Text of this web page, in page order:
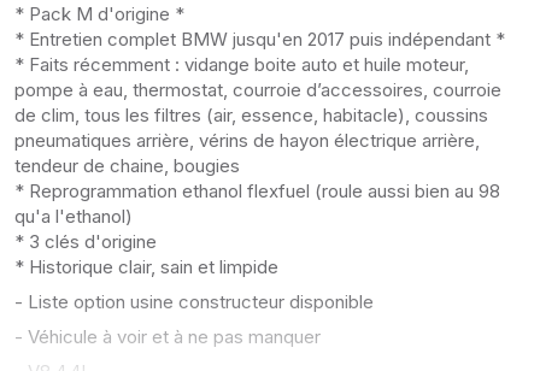
* Pack M d'origine *
* Entretien complet BMW jusqu'en 2017 puis indépendant *
* Faits récemment : vidange boite auto et huile moteur,
pompe à eau, thermostat, courroie d’accessoires, courroie
de clim, tous les filtres (air, essence, habitacle), coussins
pneumatiques arrière, vérins de hayon électrique arrière,
tendeur de chaine, bougies
* Reprogrammation ethanol flexfuel (roule aussi bien au 98
qu'a l'ethanol)
* 3 clés d'origine
* Historique clair, sain et limpide
- Liste option usine constructeur disponible
- Véhicule à voir et à ne pas manquer